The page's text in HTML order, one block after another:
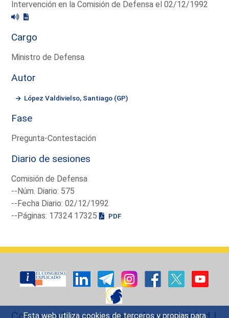
Esta web utiliza cookies de terceros y propias para
Intervención en la Comisión de Defensa el 02/12/1992
Cargo
Ministro de Defensa
Autor
López Valdivielso, Santiago (GP)
Fase
Pregunta-Contestación
Diario de sesiones
Comisión de Defensa
--Núm. Diario: 575
--Fecha Diario: 02/12/1992
--Páginas: 17324 17325
PDF